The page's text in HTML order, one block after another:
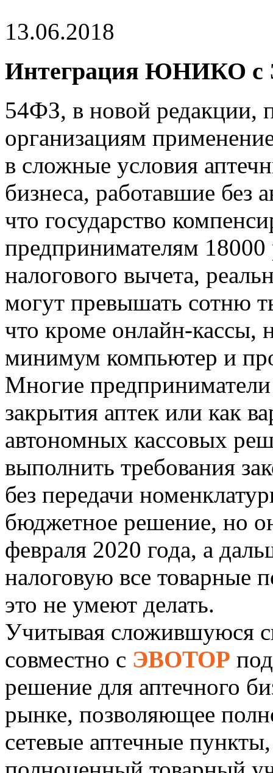
13.06.2018
Интеграция ЮНИКО
54ФЗ, в новой
организациям
в сложные условия
бизнеса, работавшие без
что государство
предпринимателям 18000
налогового вычета,
могут превышать сотню
что кроме онлайн-кассы,
минимум компьютер и
Многие
закрытия аптек или как
автономных кассовых
выполнить требования
без передачи
бюджетное решение, но
февраля 2020 года, а
налоговую все товарные
это не умеют делать.
Учитывая сложившуюся
совместно с ЭВОТОР
решение для аптечного
рынке, позволяющее
сетевые аптечные